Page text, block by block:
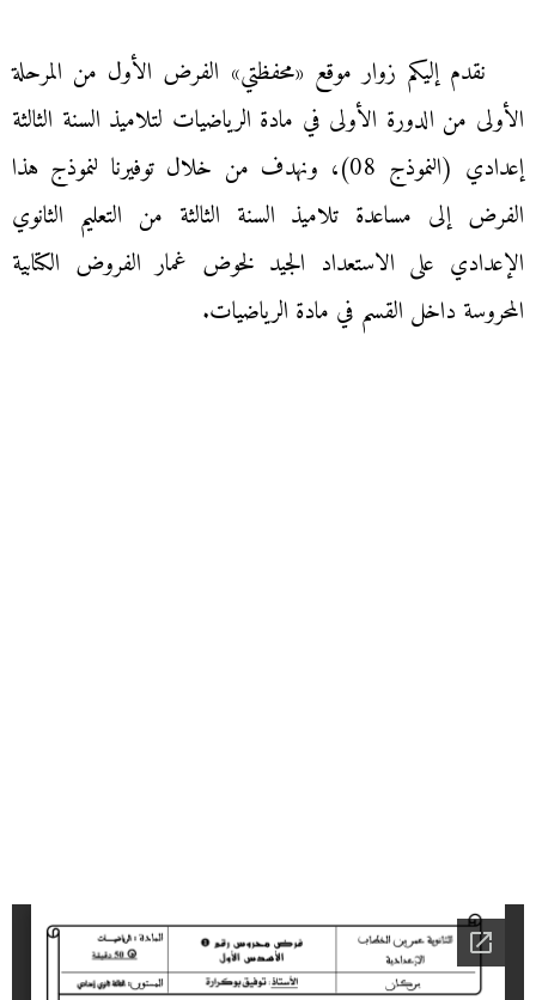
نقدم إليكم زوار موقع «محفظتي» الفرض الأول من المرحلة
الأولى من الدورة الأولى في مادة الرياضيات لتلاميذ السنة الثالثة
إعدادي (النموذج 08)، ونهدف من خلال توفيرنا لنموذج هذا
الفرض إلى مساعدة تلاميذ السنة الثالثة من التعليم الثانوي
الإعدادي على الاستعداد الجيد لخوض غمار الفروض الكتابية
المحروسة داخل القسم في مادة الرياضيات.